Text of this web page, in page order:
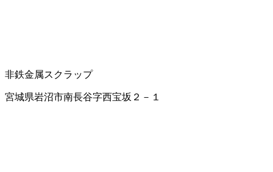
非鉄金属スクラップ
宮城県岩沼市南長谷字西宝坂２－１